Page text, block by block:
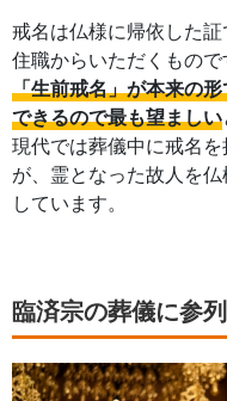
戒名は仏様に帰依した
住職からいただくもので
「生前戒名」が本来の
できるので最も望ましい
現代では葬儀中に戒名
が、霊となった故人を
しています。
臨済宗の葬儀に参